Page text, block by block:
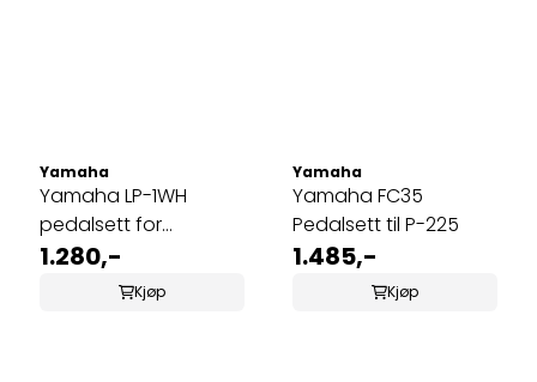
Yamaha
Yamaha LP-1WH
pedalsett for
digitalpiano hvit
1.280,-
Kjøp
Yamaha
Yamaha FC35
Pedalsett til P-225
1.485,-
Kjøp